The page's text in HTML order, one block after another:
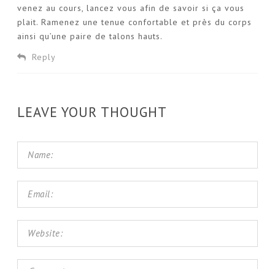
venez au cours, lancez vous afin de savoir si ça vous
plait. Ramenez une tenue confortable et près du corps
ainsi qu’une paire de talons hauts.
Reply
LEAVE YOUR THOUGHT